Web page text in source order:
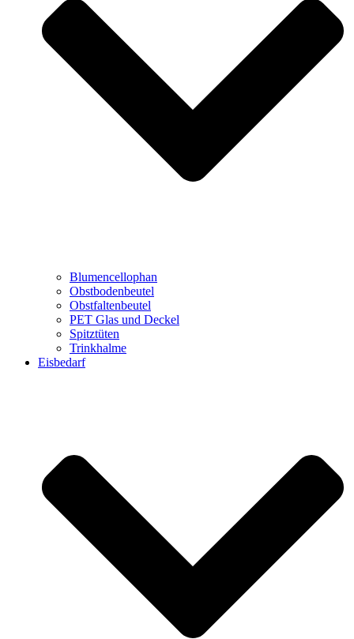
Blumencellophan
Obstbodenbeutel
Obstfaltenbeutel
PET Glas und Deckel
Spitztüten
Trinkhalme
Eisbedarf